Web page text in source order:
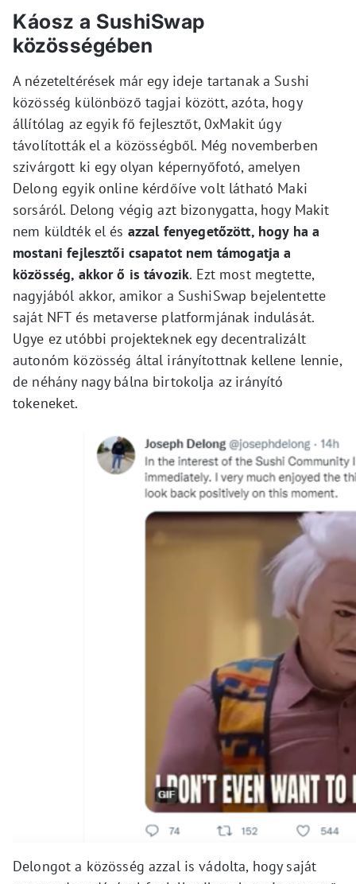
Káosz a SushiSwap
közösségében
A nézeteltérések már egy ideje tartanak a Sushi
közösség különböző tagjai között, azóta, hogy
állítólag az egyik fő fejlesztőt, 0xMakit úgy
távolították el a közösségből. Még novemberben
szivárgott ki egy olyan képernyőfotó, amelyen
Delong egyik online kérdőíve volt látható Maki
sorsáról. Delong végig azt bizonygatta, hogy Makit
nem küldték el és azzal fenyegetőzött, hogy ha a
mostani fejlesztői csapatot nem támogatja a
közösség, akkor ő is távozik. Ezt most megtette,
nagyjából akkor, amikor a SushiSwap bejelentette
saját NFT és metaverse platformjának indulását.
Ugye ez utóbbi projekteknek egy decentralizált
autonóm közösség által irányítottnak kellene lennie,
de néhány nagy bálna birtokolja az irányító
tokeneket.
Delongot a közösség azzal is vádolta, hogy saját